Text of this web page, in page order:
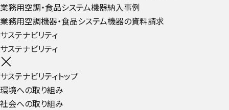
業務用空調・食品システム機器納入事例
業務用空調機器・食品システム機器の資料請求
サステナビリティ
サステナビリティ
サステナビリティトップ
環境への取り組み
社会への取り組み